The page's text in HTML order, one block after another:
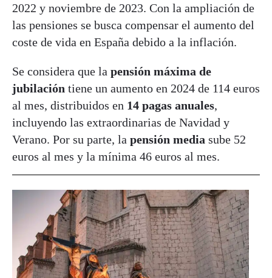
2022 y noviembre de 2023. Con la ampliación de
las pensiones se busca compensar el aumento del
coste de vida en España debido a la inflación.
Se considera que la pensión máxima de
jubilación tiene un aumento en 2024 de 114 euros
al mes, distribuidos en 14 pagas anuales,
incluyendo las extraordinarias de Navidad y
Verano. Por su parte, la pensión media sube 52
euros al mes y la mínima 46 euros al mes.